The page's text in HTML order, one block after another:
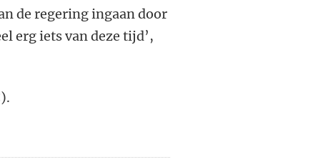
de regering ingaan door
erg iets van deze tijd’,